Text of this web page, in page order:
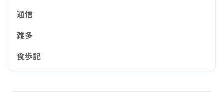
通信
雑多
食歩記